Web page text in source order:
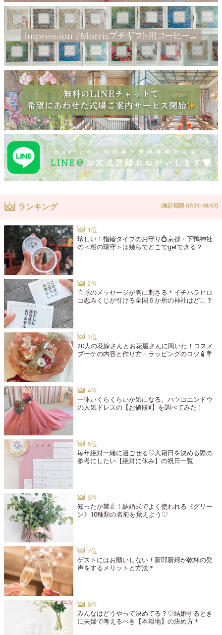
ランキング (集計期間:07/31-08/07)
珍しい！指輪タイプのお守り💍京都・下鴨神社
の＜相の環守＞は幾らでどこでgetできる？
直球のメッセージが胸に刺さる＊イチハラヒロ
コ恋みくじが引ける全国６か所の神社はどこ？
20人の花嫁さんとお花屋さんに聞いた！コスメ
ブーケの内容と作り方・ラッピングのコツ🧴💐
一体いくらくらいか気になる。ハツコエンドウ
の人気ドレスの【お値段¥】を調べてみた！
毎年絶対一緒に過ごせる♡入籍日を決める際の
参考にしたい【絶対に休み】の祝日一覧
知ったか禁止！結婚式でよく使われる《グリー
ン》10種類の名前を覚えよう♡
ゲストにはお願いしない！新郎新婦が乾杯の発
声をするメリットと方法＊
みんなはどうやって決めてる？♡結婚するとき
に夫婦で考えるべき【本籍地】の決め方＊